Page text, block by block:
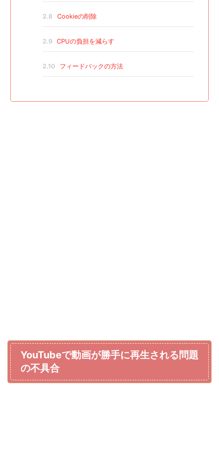
2.8 Cookieの削除
2.9 CPUの負担を減らす
2.10 フィードバックの方法
YouTubeで動画が勝手に再生される問題
の不具合